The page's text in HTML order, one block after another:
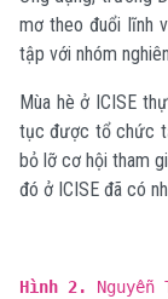
mơ theo đuổi lĩnh
tập với nhóm
Mùa hè ở ICISE
tục được tổ chức
bỏ lỡ cơ hội tham
đó ở ICISE đã có
Hình 2.